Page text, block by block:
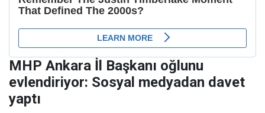
MHP Ankara İl Başkanı oğlunu
evlendiriyor: Sosyal medyadan davet
yaptı